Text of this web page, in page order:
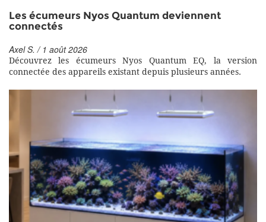
Les écumeurs Nyos Quantum deviennent
connectés
Axel S. / 1 août 2026
Découvrez les écumeurs Nyos Quantum EQ, la version
connectée des appareils existant depuis plusieurs années.